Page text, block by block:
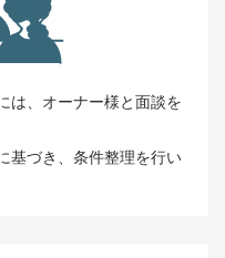
は、オーナー様と面談を
基づき、条件整理を行い